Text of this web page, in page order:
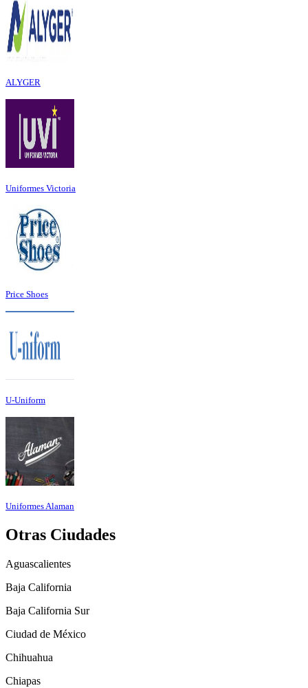
ALYGER
Uniformes Victoria
Price Shoes
U-Uniform
Uniformes Alaman
Otras Ciudades
Aguascalientes
Baja California
Baja California Sur
Ciudad de México
Chihuahua
Chiapas